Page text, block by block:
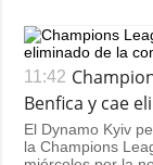
11:42
Benfica y cae
El Dynamo Kyiv
la Champions